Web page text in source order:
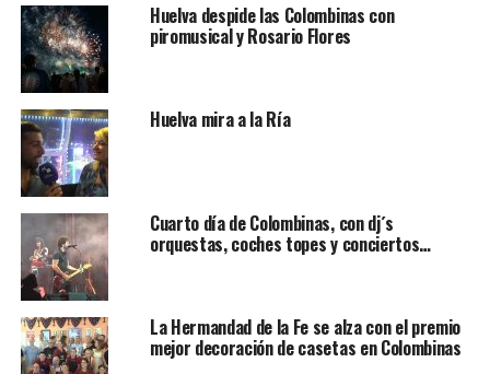
Huelva despide las Colombinas con
piromusical y Rosario Flores
Huelva mira a la Ría
Cuarto día de Colombinas, con dj´s
orquestas, coches topes y conciertos…
La Hermandad de la Fe se alza con el premio
mejor decoración de casetas en Colombinas